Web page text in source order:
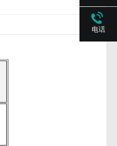
电话